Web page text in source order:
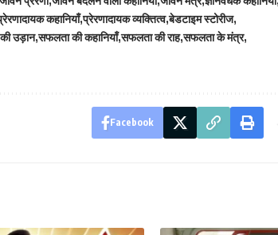
कहानियाँ प्रेरणादायक व्यक्तित्व बेडटाइम स्टोरीज
उड़ान सफलता की कहानियाँ सफलता की राह सफलता के मंत्र
Facebook